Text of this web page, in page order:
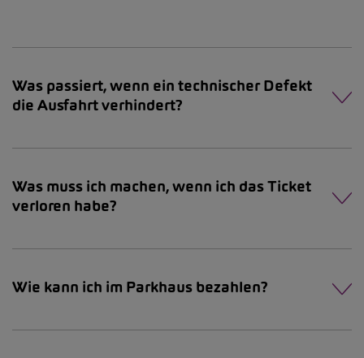
Was passiert, wenn ein technischer Defekt
die Ausfahrt verhindert?
Was muss ich machen, wenn ich das Ticket
verloren habe?
Wie kann ich im Parkhaus bezahlen?